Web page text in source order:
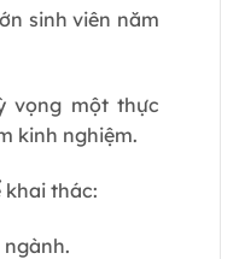
sinh viên năm
vọng một thực
kinh nghiệm.
khai thác: